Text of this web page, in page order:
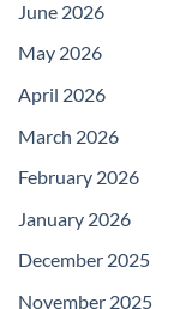
June 2026
May 2026
April 2026
March 2026
February 2026
January 2026
December 2025
November 2025